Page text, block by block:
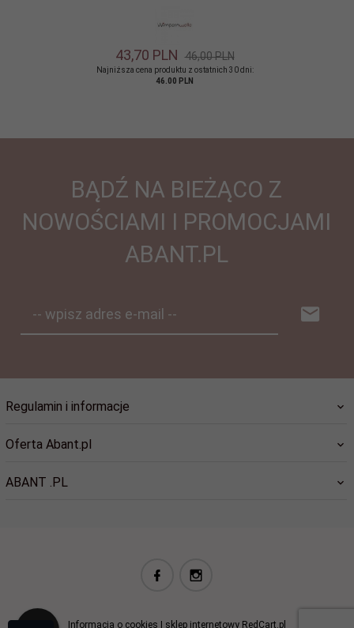
43,70 PLN 46,00 PLN
Najniższa cena produktu z ostatnich 30 dni:
46.00 PLN
BĄDŹ NA BIEŻĄCO Z
NOWOŚCIAMI I PROMOCJAMI
ABANT.PL
-- wpisz adres e-mail --
Regulamin i informacje
Oferta Abant.pl
ABANT .PL
Informacja o cookies sklep internetowy RedCart.pl